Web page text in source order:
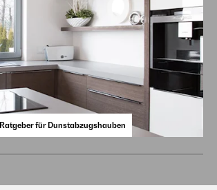
Ratgeber für Dunstabzugshauben